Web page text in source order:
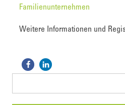
Familienunternehmen
Weitere Informationen und